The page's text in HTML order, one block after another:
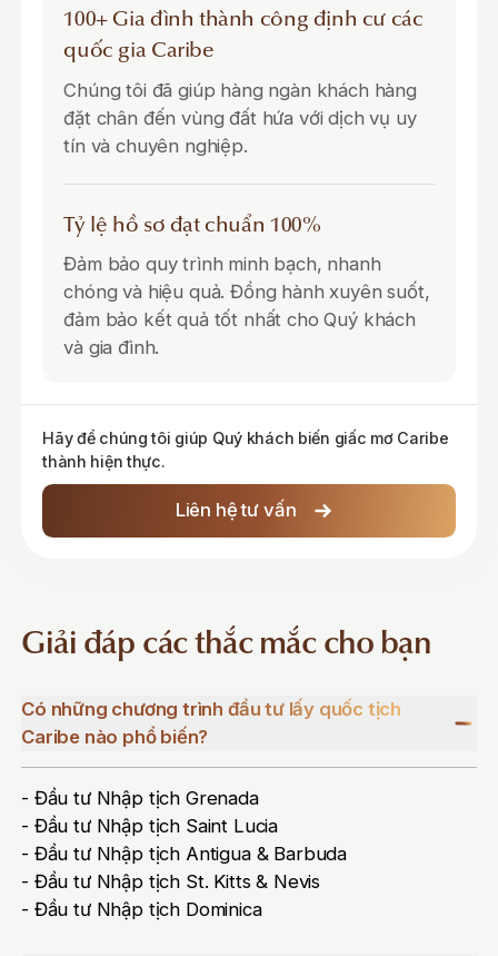
100+ Gia đình thành công định cư các
quốc gia Caribe
Chúng tôi đã giúp hàng ngàn khách hàng
đặt chân đến vùng đất hứa với dịch vụ uy
tín và chuyên nghiệp.
Tỷ lệ hồ sơ đạt chuẩn 100%
Đảm bảo quy trình minh bạch, nhanh
chóng và hiệu quả. Đồng hành xuyên suốt,
đảm bảo kết quả tốt nhất cho Quý khách
và gia đình.
Hãy để chúng tôi giúp Quý khách biến giấc mơ Caribe
thành hiện thực.
Liên hệ tư vấn
Giải đáp các thắc mắc cho bạn
Có những chương trình đầu tư lấy quốc tịch
Caribe nào phổ biến?
- Đầu tư Nhập tịch Grenada
- Đầu tư Nhập tịch Saint Lucia
- Đầu tư Nhập tịch Antigua & Barbuda
- Đầu tư Nhập tịch St. Kitts & Nevis
- Đầu tư Nhập tịch Dominica